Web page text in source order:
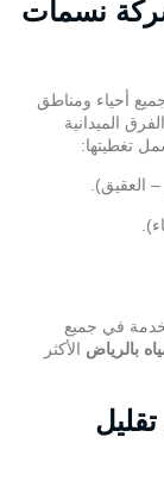
العقيق).
بالرياض
المياه بالرياض
فالكشف المبكر